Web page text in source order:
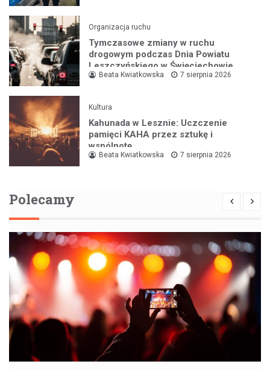
Organizacja ruchu
Tymczasowe zmiany w ruchu
drogowym podczas Dnia Powiatu
Leszczyńskiego w Święciechowie
Beata Kwiatkowska 7 sierpnia 2026
Kultura
Kahunada w Lesznie: Uczczenie
pamięci KAHA przez sztukę i
wspólnotę
Beata Kwiatkowska 7 sierpnia 2026
Polecamy